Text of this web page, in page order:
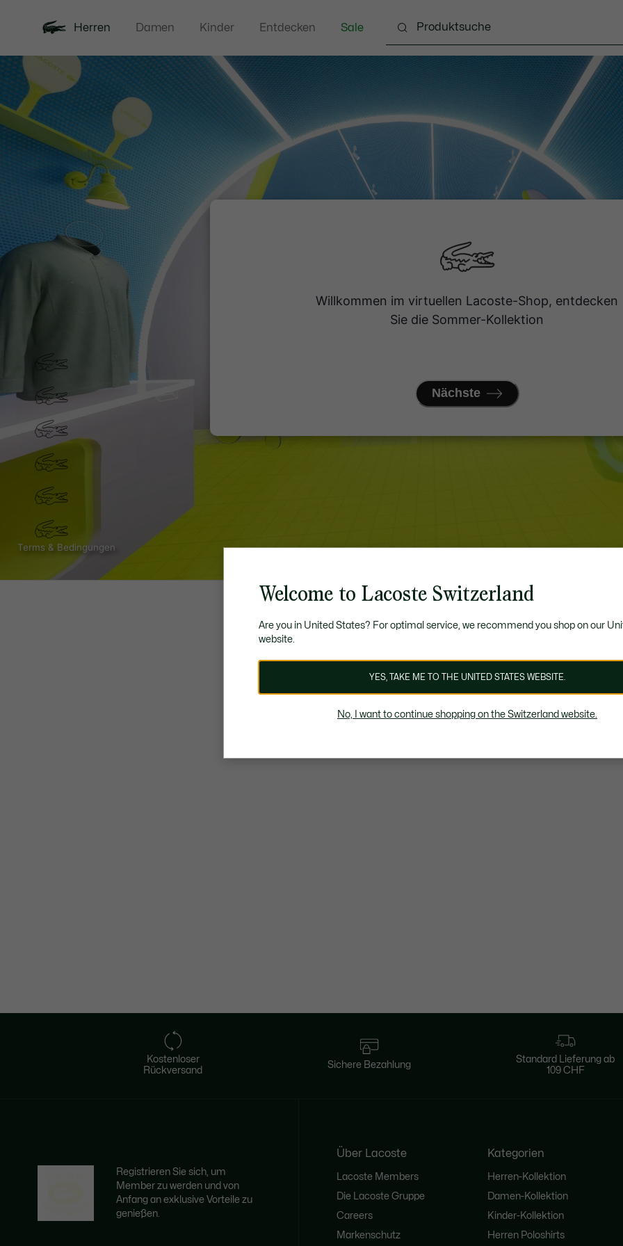
Herren
Neu Sale Poloshirts Bekleidung Lederwaren & Kleine
Damen Kinder Entdecken Sale
Kostenloser
Rückversand
Sichere Bezahlung
Standard Lieferung ab
109 CHF
Registrieren Sie sich, um
Member zu werden und von
Anfang an exklusive Vorteile zu
genießen.
Über Lacoste
Lacoste Members
Die Lacoste Gruppe
Careers
Markenschutz
Kategorien
Herren-Kollektion
Damen-Kollektion
Kinder-Kollektion
Herren Poloshirts
Welcome to Lacoste Switzerland
Are you in United States? For optimal service, we recommend you shop on our
website.
YES, TAKE ME TO THE UNITED STATES WEBSITE.
No, I want to continue shopping on the Switzerland website.